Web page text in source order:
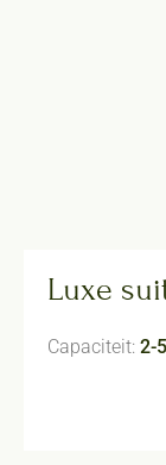
Luxe
Capaciteit: 2-5